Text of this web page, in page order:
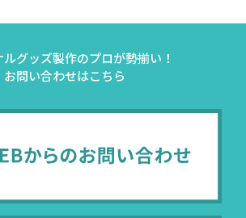
グッズ製作のプロが勢揃い！
お問い合わせはこちら